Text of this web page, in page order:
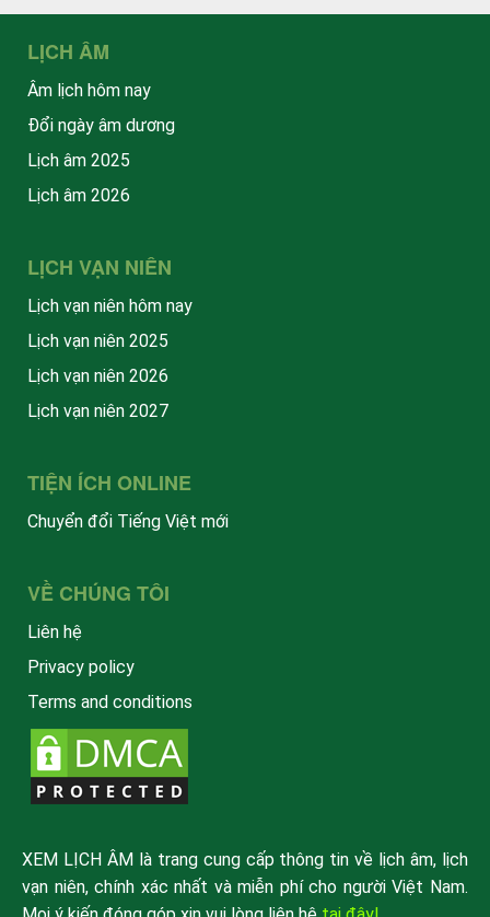
LỊCH ÂM
Âm lịch hôm nay
Đổi ngày âm dương
Lịch âm 2025
Lịch âm 2026
LỊCH VẠN NIÊN
Lịch vạn niên hôm nay
Lịch vạn niên 2025
Lịch vạn niên 2026
Lịch vạn niên 2027
TIỆN ÍCH ONLINE
Chuyển đổi Tiếng Việt mới
VỀ CHÚNG TÔI
Liên hệ
Privacy policy
Terms and conditions
XEM LỊCH ÂM là trang cung cấp thông tin về lịch âm, lịch
vạn niên, chính xác nhất và miễn phí cho người Việt Nam.